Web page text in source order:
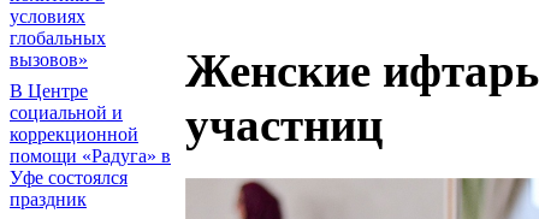
условиях
глобальных
вызовов»
В Центре
социальной и
коррекционной
помощи «Радуга» в
Уфе состоялся
праздник
Женские
участниц